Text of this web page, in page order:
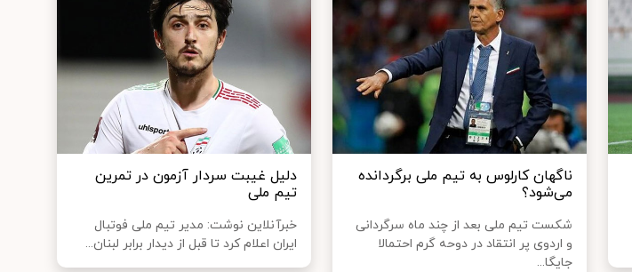
ناگهان کارلوس به تیم ملی برگردانده
می‌شود؟
شکست تیم ملی بعد از چند ماه سرگردانی
و اردوی پر انتقاد در دوحه گرم احتمالا
جایگا...
دلیل غیبت سردار آزمون در تمرین
تیم ملی
خبرآنلاین نوشت: مدیر تیم ملی فوتبال
ایران اعلام کرد تا قبل از دیدار برابر لبنان...